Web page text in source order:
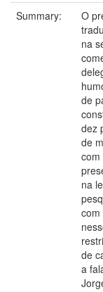
Summary:
O
na
de
dez
de
com
na
com
de
a